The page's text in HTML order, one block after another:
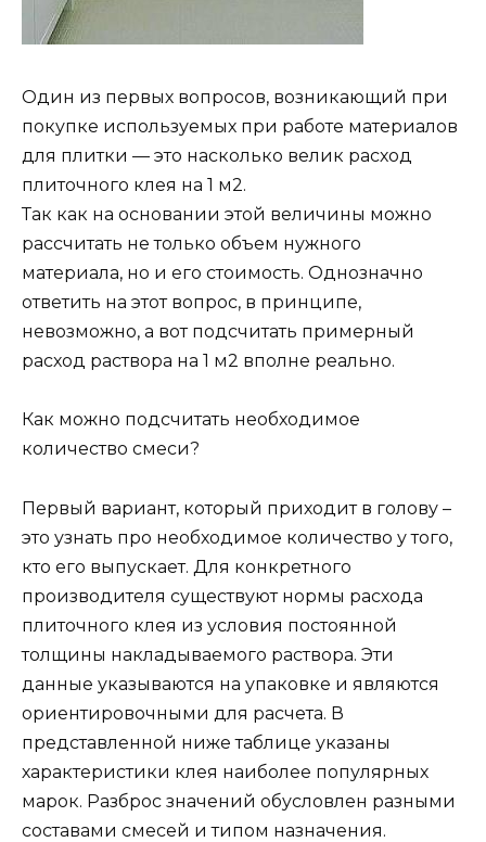
Один из первых вопросов, возникающий при
покупке используемых при работе материалов
для плитки — это насколько велик расход
плиточного клея на 1 м2.
Так как на основании этой величины можно
рассчитать не только объем нужного
материала, но и его стоимость. Однозначно
ответить на этот вопрос, в принципе,
невозможно, а вот подсчитать примерный
расход раствора на 1 м2 вполне реально.
Как можно подсчитать необходимое
количество смеси?
Первый вариант, который приходит в голову –
это узнать про необходимое количество у того,
кто его выпускает. Для конкретного
производителя существуют нормы расхода
плиточного клея из условия постоянной
толщины накладываемого раствора. Эти
данные указываются на упаковке и являются
ориентировочными для расчета. В
представленной ниже таблице указаны
характеристики клея наиболее популярных
марок. Разброс значений обусловлен разными
составами смесей и типом назначения.